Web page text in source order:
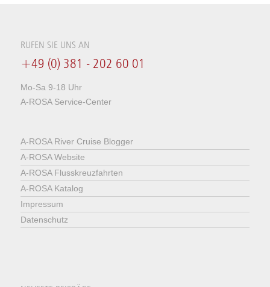
RUFEN SIE UNS AN
+49 (0) 381 - 202 60 01
Mo-Sa 9-18 Uhr
A-ROSA Service-Center
A-ROSA River Cruise Blogger
A-ROSA Website
A-ROSA Flusskreuzfahrten
A-ROSA Katalog
Impressum
Datenschutz